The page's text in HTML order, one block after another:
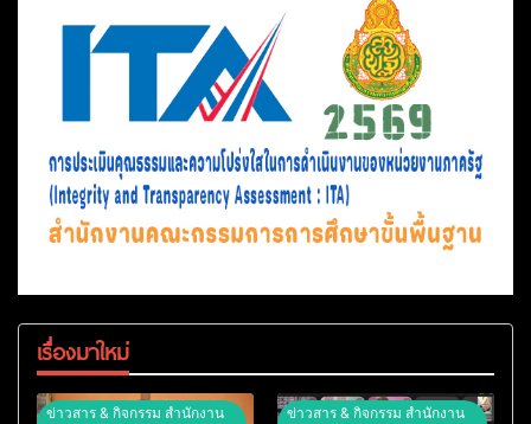
เรื่องมาใหม่
ข่าวสาร & กิจกรรม สำนักงาน
ข่าวสาร & กิจกรรม สำนักงาน